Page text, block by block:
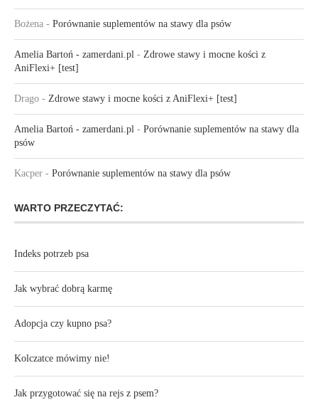
Bożena - Porównanie suplementów na stawy dla psów
Amelia Bartoń - zamerdani.pl - Zdrowe stawy i mocne kości z
AniFlexi+ [test]
Drago - Zdrowe stawy i mocne kości z AniFlexi+ [test]
Amelia Bartoń - zamerdani.pl - Porównanie suplementów na stawy dla
psów
Kacper - Porównanie suplementów na stawy dla psów
WARTO PRZECZYTAĆ:
Indeks potrzeb psa
Jak wybrać dobrą karmę
Adopcja czy kupno psa?
Kolczatce mówimy nie!
Jak przygotować się na rejs z psem?